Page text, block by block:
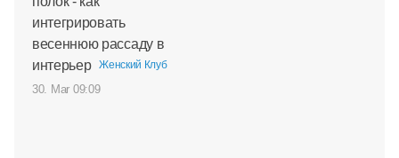
интегрировать
весеннюю рассаду в
интерьер
Женский Клуб
30. Mar 09:09